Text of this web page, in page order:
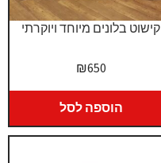
קישוט בלונים מיוחד ויוקרתי
₪650
הוספה לסל